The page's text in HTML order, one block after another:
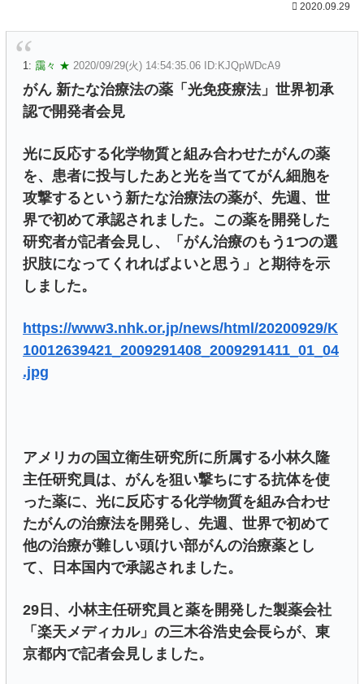
2020.09.29
1: 靄々 ★ 2020/09/29(火) 14:54:35.06 ID:KJQpWDcA9
がん 新たな治療法の薬「光免疫療法」世界初承
認で開発者会見
光に反応する化学物質と組み合わせたがんの薬
を、患者に投与したあと光を当ててがん細胞を
攻撃するという新たな治療法の薬が、先週、世
界で初めて承認されました。この薬を開発した
研究者が記者会見し、「がん治療のもう1つの選
択肢になってくれればよいと思う」と期待を示
しました。
https://www3.nhk.or.jp/news/html/20200929/K
10012639421_2009291408_2009291411_01_04
.jpg
アメリカの国立衛生研究所に所属する小林久隆
主任研究員は、がんを狙い撃ちにする抗体を使
った薬に、光に反応する化学物質を組み合わせ
たがんの治療法を開発し、先週、世界で初めて
他の治療が難しい頭けい部がんの治療薬とし
て、日本国内で承認されました。
29日、小林主任研究員と薬を開発した製薬会社
「楽天メディカル」の三木谷浩史会長らが、東
京都内で記者会見しました。